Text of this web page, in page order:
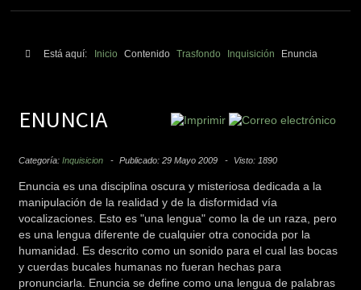
Está aquí: Inicio Contenido Trasfondo Inquisición Enuncia
ENUNCIA
Categoría:Inquisicion Publicado: 29 Mayo 2009 Visto: 1890
Enuncia es una disciplina oscura y misteriosa dedicada a la
manipulación de la realidad y de la disformidad vía
vocalizaciones. Esto es "una lengua" como la de un raza, pero
es una lengua diferente de cualquier otra conocida por la
humanidad. Es descrito como un sonido para el cual las bocas
y cuerdas bucales humanas no fueran hechas para
pronunciarla. Enuncia se define como una lengua de palabras